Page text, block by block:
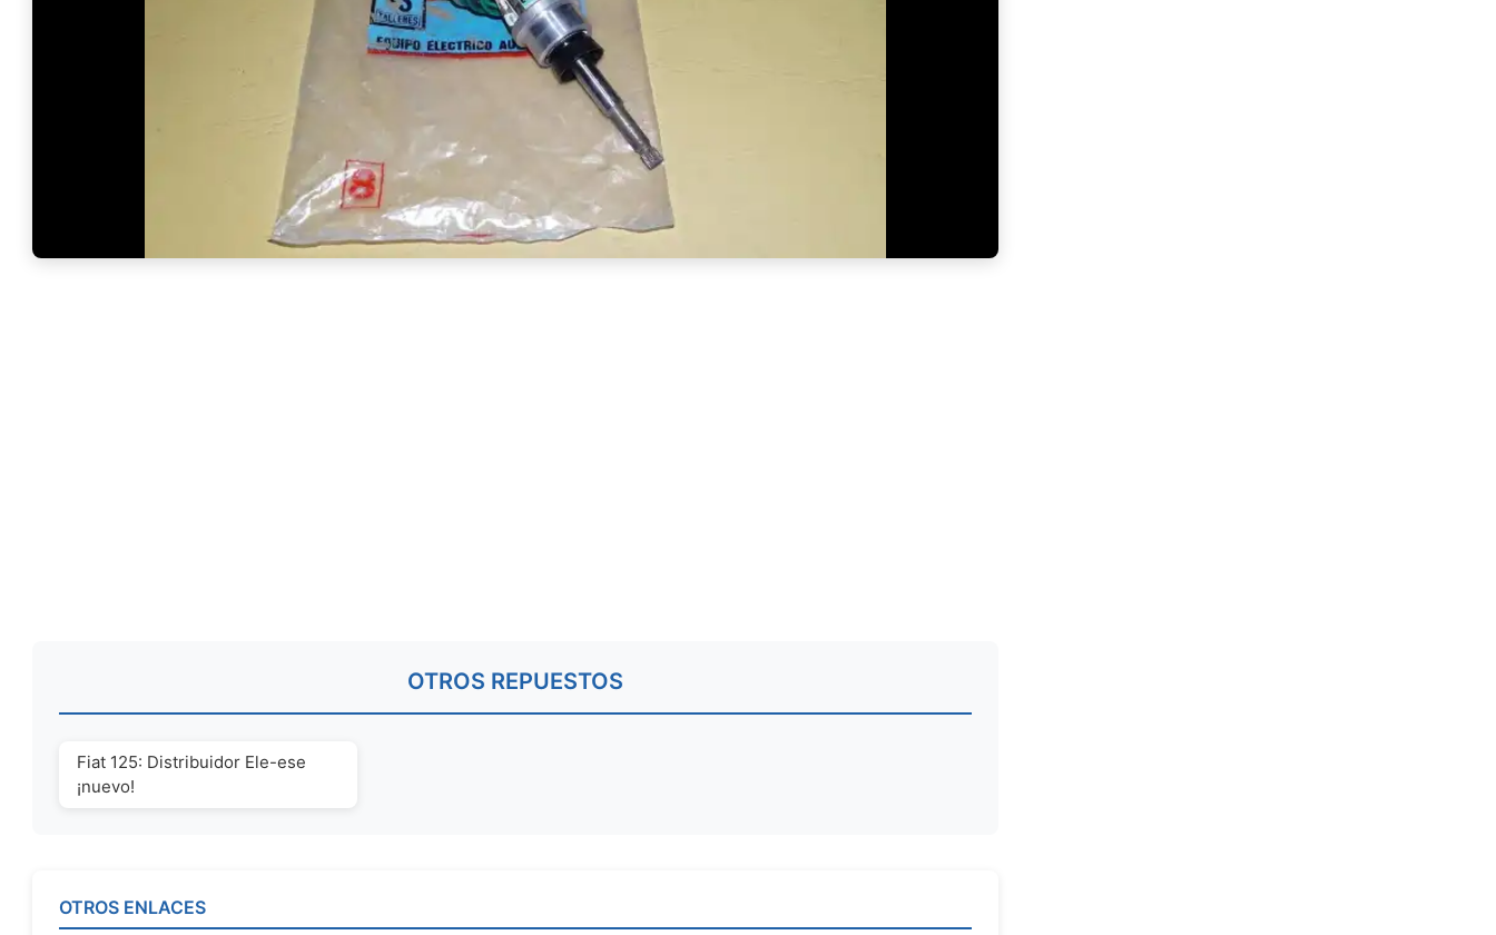
OTROS REPUESTOS
Fiat 125: Distribuidor Ele-ese
¡nuevo!
OTROS ENLACES